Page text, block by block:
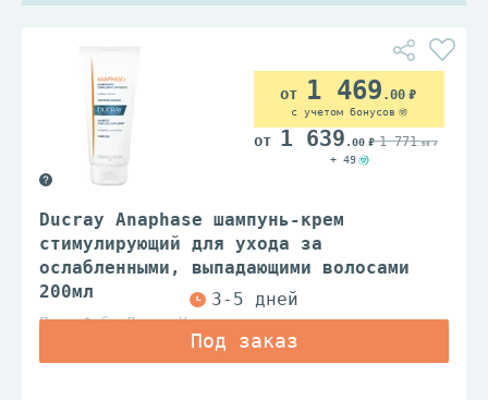
Ducray Anaphase шампунь-крем
стимулирующий для ухода за
ослабленными, выпадающими волосами
200мл
Пьер Фабр Дермо Косметик
1 469 .00
с учетом бонусов
1 639 .00 1 771.00
+ 49